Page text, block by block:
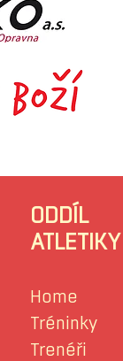
ODDÍL
ATLETIKY
Home
Tréninky
Trenéři